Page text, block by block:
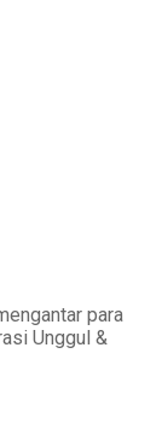
para
Unggul &